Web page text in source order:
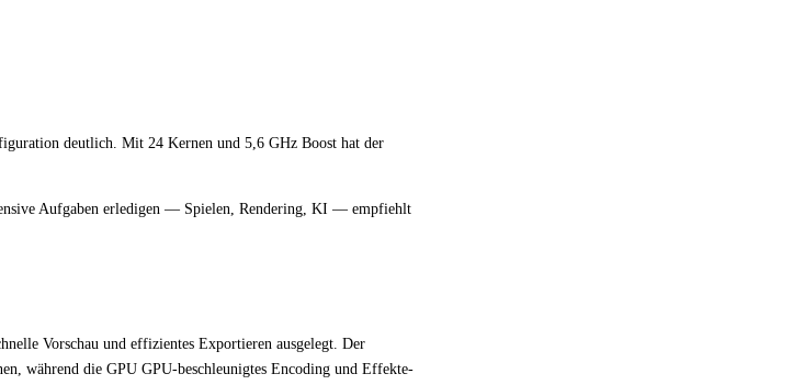
deutlich. Mit 24 Kernen und 5,6 GHz Boost hat der
Aufgaben erledigen — Spielen, Rendering, KI — empfiehlt
Vorschau und effizientes Exportieren ausgelegt. Der
während die GPU GPU-beschleunigtes Encoding und Effekte-